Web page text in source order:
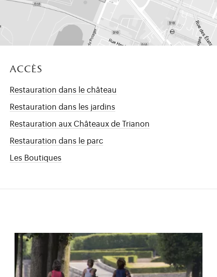
Accès
Restauration dans le château
Restauration dans les jardins
Restauration aux Châteaux de Trianon
Restauration dans le parc
Les Boutiques